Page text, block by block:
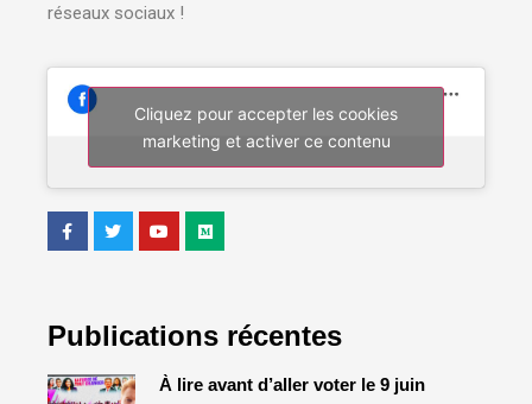
réseaux sociaux !
Cliquez pour accepter les cookies
marketing et activer ce contenu
Publications récentes
À lire avant d’aller voter le 9 juin